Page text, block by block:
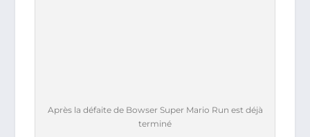
Après la défaite de Bowser Super Mario Run est déjà
terminé